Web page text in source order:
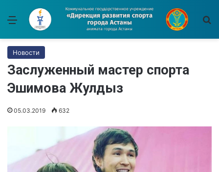
Меню
Новости
Заслуженный мастер спорта
Эшимова Жулдыз
05.03.2019 632